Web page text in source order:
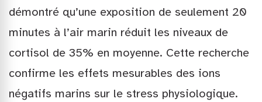
démontré qu’une exposition de seulement 20
minutes à l’air marin réduit les niveaux de
cortisol de 35% en moyenne. Cette recherche
confirme les effets mesurables des ions
négatifs marins sur le stress physiologique.